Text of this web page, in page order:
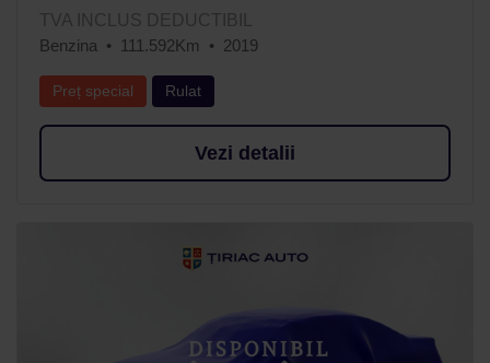
TVA INCLUS DEDUCTIBIL
Benzina
111.592Km 2019
Preț special Rulat
Vezi detalii